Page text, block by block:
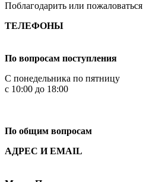
Поблагодарить или пожаловаться
ТЕЛЕФОНЫ
По вопросам поступления
С понедельника по пятницу
с 10:00 до 18:00
По общим вопросам
АДРЕС И EMAIL